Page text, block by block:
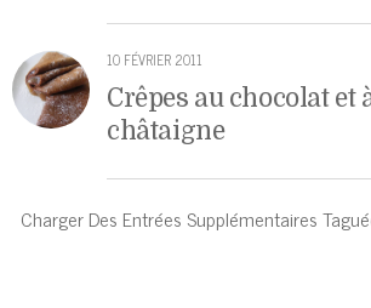
10 FÉVRIER 2011
Crêpes au chocolat et
châtaigne
Charger Des Entrées Supplémentaires